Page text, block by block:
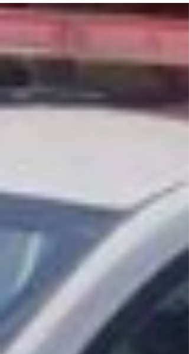
mês de junho, na Prata, em Carmo. A
ação foi coordenada pelo delegado
titular da unidade, Dr. Luiz Henrique. O
suspeito foi localizado e preso no
município de Nova Friburgo, em
pela equipe de investigação. Após a
prisão, o acusado foi conduzido ao